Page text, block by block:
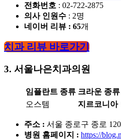
전화번호 : 02-722-2875
의사 인원수 : 2명
네이버 리뷰 : 65개
치과 리뷰 바로가기
3. 서울나은치과의원
임플란트 종류 크라운 종류
오스템
지르코니아
주소 : 서울 종로구 종로
병원 홈페이지 : https://